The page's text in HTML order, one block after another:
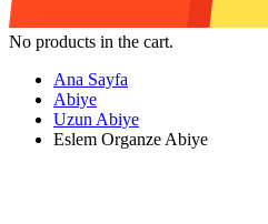
No products in the cart.
Ana Sayfa
Abiye
Uzun Abiye
Eslem Organze Abiye